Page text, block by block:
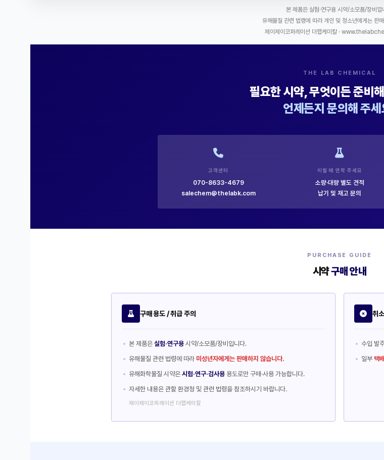
본 제품은 실험·연구용 시약/소모품/장비입
유해물질 관련 법령에 따라 개인 및 청소년에게는 판
제이제이코퍼레이션 더랩케미칼 ·
THE LAB CHEMICAL
필요한 시약, 무엇이든 준비
언제든지 문의해 주
고객센터
070-8633-4679
salechem@thelabk.com
이럴 때 연락 주세요
소량·대량 별도 견적
납기 및 재고 문의
PURCHASE GUIDE
시약구매 안내
구매 용도 / 취급 주의
본 제품은 실험·연구용 시약/소모품/장비입니다.
유해물질 관련 법령에 따라 미성년자에게는 판매하지 않습니다.
유해화학물질 시약은 시험·연구·검사용 용도로만 구매·사용 가능합니다.
자세한 내용은 관할 환경청 및 관련 법령을 참조하시기 바랍니다.
제이제이코퍼레이션 더랩케미칼
취
수입 발
일부 택